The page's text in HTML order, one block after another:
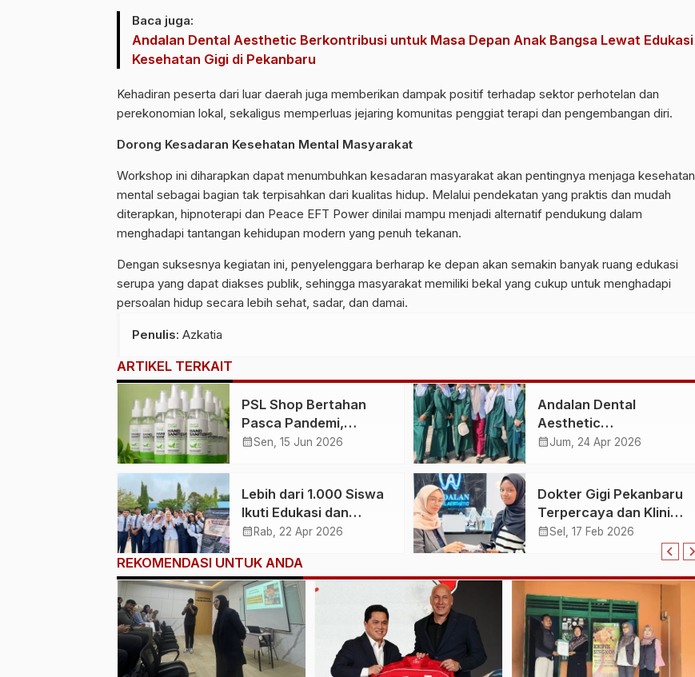
Baca juga:
Andalan Dental Aesthetic Berkontribusi untuk Masa Depan Anak Bangsa Lewat Edukasi
Kesehatan Gigi di Pekanbaru
Kehadiran peserta dari luar daerah juga memberikan dampak positif terhadap sektor perhotelan dan
perekonomian lokal, sekaligus memperluas jejaring komunitas penggiat terapi dan pengembangan diri.
Dorong Kesadaran Kesehatan Mental Masyarakat
Workshop ini diharapkan dapat menumbuhkan kesadaran masyarakat akan pentingnya menjaga kesehatan
mental sebagai bagian tak terpisahkan dari kualitas hidup. Melalui pendekatan yang praktis dan mudah
diterapkan, hipnoterapi dan Peace EFT Power dinilai mampu menjadi alternatif pendukung dalam
menghadapi tantangan kehidupan modern yang penuh tekanan.
Dengan suksesnya kegiatan ini, penyelenggara berharap ke depan akan semakin banyak ruang edukasi
serupa yang dapat diakses publik, sehingga masyarakat memiliki bekal yang cukup untuk menghadapi
persoalan hidup secara lebih sehat, sadar, dan damai.
Penulis: Azkatia
ARTIKEL TERKAIT
PSL Shop Bertahan
Pasca Pandemi,
Penjualan Produk
calendar_monthSen, 15 Jun 2026
Andalan Dental
Aesthetic
Berkontribusi untuk
Kesehatan Gigi di
Pekanbaru
calendar_monthJum, 24 Apr 2026
Lebih dari 1.000 Siswa
Ikuti Edukasi dan
Pemeriksaan Gigi
Dental Aesthetic di
Siak Hulu
calendar_month Rab, 22 Apr 2026
Dokter Gigi Pekanbaru
Terpercaya dan Klinik
Gigi Modern di Jalan
calendar_monthSel, 17 Feb 2026
REKOMENDASI UNTUK ANDA